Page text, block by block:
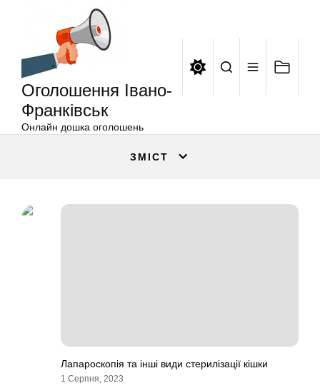
Оголошення Івано-
Франківськ
Онлайн дошка оголошень
ЗМІСТ
Лапароскопія та інші види стерилізації кішки
1 Серпня, 2023